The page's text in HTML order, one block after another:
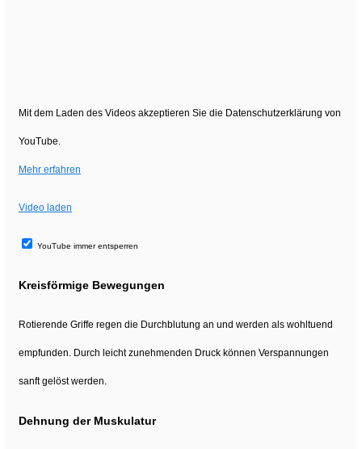
Mit dem Laden des Videos akzeptieren Sie die Datenschutzerklärung von
YouTube.
Mehr erfahren
Video laden
YouTube immer entsperren
Kreisförmige Bewegungen
Rotierende Griffe regen die Durchblutung an und werden als wohltuend
empfunden. Durch leicht zunehmenden Druck können Verspannungen
sanft gelöst werden.
Dehnung der Muskulatur